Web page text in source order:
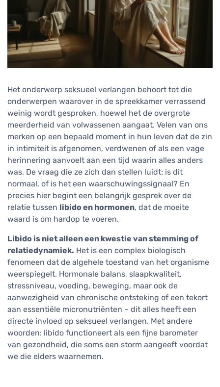
Het onderwerp seksueel verlangen behoort tot die
onderwerpen waarover in de spreekkamer verrassend
weinig wordt gesproken, hoewel het de overgrote
meerderheid van volwassenen aangaat. Velen van ons
merken op een bepaald moment in hun leven dat de zin
in intimiteit is afgenomen, verdwenen of als een vage
herinnering aanvoelt aan een tijd waarin alles anders
was. De vraag die ze zich dan stellen luidt: is dit
normaal, of is het een waarschuwingssignaal? En
precies hier begint een belangrijk gesprek over de
relatie tussen libido en hormonen, dat de moeite
waard is om hardop te voeren.
Libido is niet alleen een kwestie van stemming of
relatiedynamiek. Het is een complex biologisch
fenomeen dat de algehele toestand van het organisme
weerspiegelt. Hormonale balans, slaapkwaliteit,
stressniveau, voeding, beweging, maar ook de
aanwezigheid van chronische ontsteking of een tekort
aan essentiële micronutriënten – dit alles heeft een
directe invloed op seksueel verlangen. Met andere
woorden: libido functioneert als een fijne barometer
van gezondheid, die soms een storm aangeeft voordat
we die elders waarnemen.